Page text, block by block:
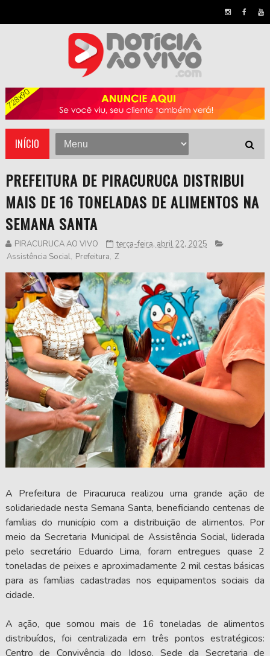
INÍCIO
PREFEITURA DE PIRACURUCA DISTRIBUI
MAIS DE 16 TONELADAS DE ALIMENTOS NA
SEMANA SANTA
PIRACURUCA AO VIVO
terça-feira, abril 22, 2025
Assistência Social, Prefeitura, Z
A Prefeitura de Piracuruca realizou uma grande ação de
solidariedade nesta Semana Santa, beneficiando centenas de
famílias do município com a distribuição de alimentos. Por
meio da Secretaria Municipal de Assistência Social, liderada
pelo secretário Eduardo Lima, foram entregues quase 2
toneladas de peixes e aproximadamente 2 mil cestas básicas
para as famílias cadastradas nos equipamentos sociais da
cidade.
A ação, que somou mais de 16 toneladas de alimentos
distribuídos, foi centralizada em três pontos estratégicos:
Centro de Convivência do Idoso, Sede da Secretaria de